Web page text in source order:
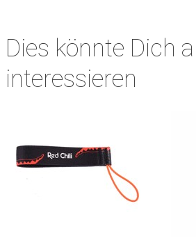
Dies könnte Dich
interessieren